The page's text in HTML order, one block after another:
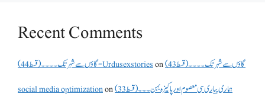
Recent Comments
گاؤں سے شہر تک۔۔۔۔(قسط 44) - Urdusexstorieson
گاؤں سے شہر تک۔۔۔۔(قسط 43)
social media optimizationon ہماری پیاری سی معصوم اور پاکیزہ بہن۔۔۔(قسط33)